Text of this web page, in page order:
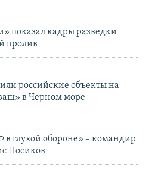
показал кадры разведки
пролив
российские объекты на
в Черном море
глухой обороне» – командир
Носиков